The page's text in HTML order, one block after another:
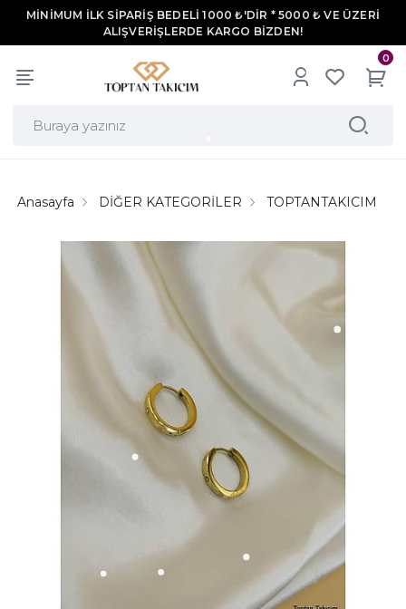
MİNİMUM İLK SİPARİŞ BEDELİ 1000 ₺'DİR * 5000 ₺ VE ÜZERİ
ALIŞVERİŞLERDE KARGO BİZDEN!
0
Anasayfa DİĞER KATEGORİLER TOPTANTAKICIM